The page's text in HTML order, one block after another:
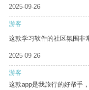
2025-09-26
游客
这款学习软件的社区氛围非
2025-09-26
游客
这款app是我旅行的好帮手